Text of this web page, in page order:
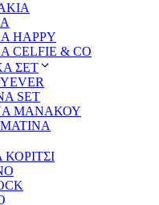
HAPPY
CELFIE & CO
ΣΕΤ
SET
ΜΑΝΑΚΟΥ